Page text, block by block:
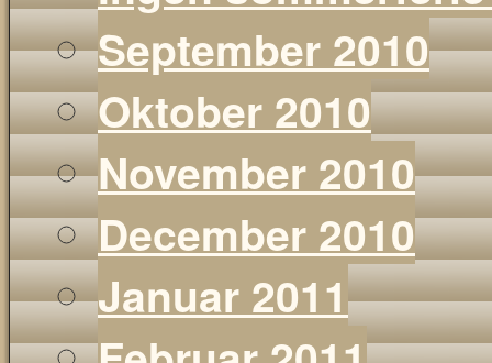
September 2010
Oktober 2010
November 2010
December 2010
Januar 2011